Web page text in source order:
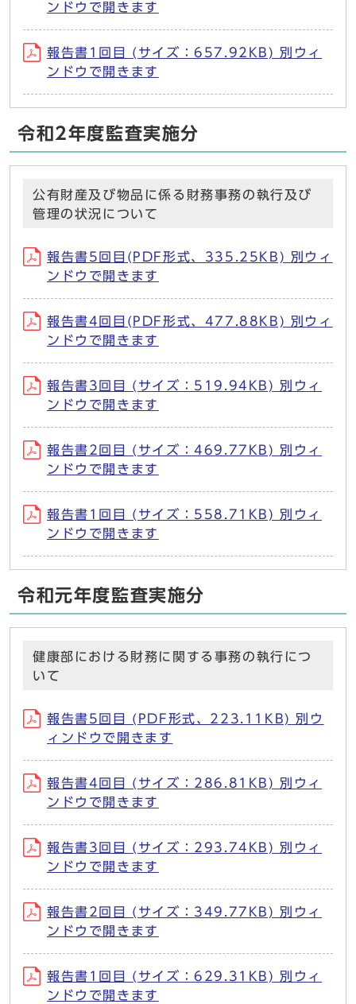
ンドウで開きます
報告書1回目 (サイズ：657.92KB) 別ウィ
ンドウで開きます
令和2年度監査実施分
公有財産及び物品に係る財務事務の執行及び
管理の状況について
報告書5回目(PDF形式、335.25KB) 別ウィ
ンドウで開きます
報告書4回目(PDF形式、477.88KB) 別ウィ
ンドウで開きます
報告書3回目 (サイズ：519.94KB) 別ウィ
ンドウで開きます
報告書2回目 (サイズ：469.77KB) 別ウィ
ンドウで開きます
報告書1回目 (サイズ：558.71KB) 別ウィ
ンドウで開きます
令和元年度監査実施分
健康部における財務に関する事務の執行につ
いて
報告書5回目 (PDF形式、223.11KB) 別ウ
ィンドウで開きます
報告書4回目 (サイズ：286.81KB) 別ウィ
ンドウで開きます
報告書3回目 (サイズ：293.74KB) 別ウィ
ンドウで開きます
報告書2回目 (サイズ：349.77KB) 別ウィ
ンドウで開きます
報告書1回目 (サイズ：629.31KB) 別ウィ
ンドウで開きます